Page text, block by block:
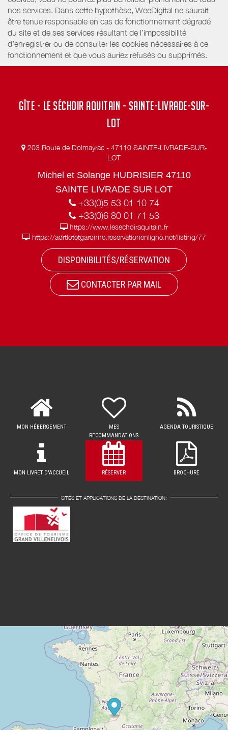
nos services. Dans cette hypothèse, WeeDigital ne saurait
être tenue responsable en cas de fonctionnement dégradé
du site et de ses services résultant de l’impossibilité
d’enregistrer ou de consulter les cookies nécessaires à ce
fonctionnement et que vous auriez refusés ou supprimés.
GÎTE - LE SÉCHOIR AQUITAIN - SAINTE-LIVRADE-SUR-
LOT
203 Route de Dolmayrac - 47110 SAINTE-LIVRADE-SUR-
LOT
Michel et Solange HUDRISIER 47110
SAINTE LIVRADE SUR LOT
+33(0)5 53 01 10 74
+33(0)6 80 01 71 53
https://www.lesechoiraquitain.fr
https://adrtlotetgaronne.reservationenligne.net/listing/77
DISPONIBILITÉS/RÉSERVATION
CONTACTER PAR MAIL
MON HÉBERGEMENT
MES
RECOMMANDATIONS
AGENDA TOURISTIQUE
MON LIVRET D'ACCUEIL RÉSERVER BROCHURE
SITES ET APPLICATIONS DE LA DESTINATION: